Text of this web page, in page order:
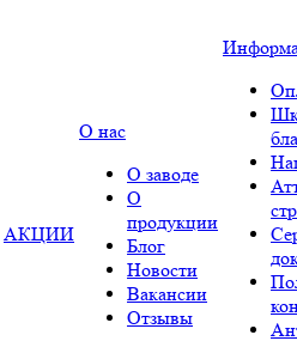
АКЦИИ
О нас
О заводе
О
продукции
Блог
Новости
Вакансии
Отзывы